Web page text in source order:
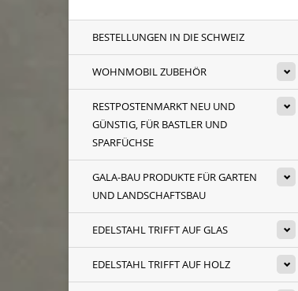
BESTELLUNGEN IN DIE SCHWEIZ
WOHNMOBIL ZUBEHÖR
RESTPOSTENMARKT NEU UND
GÜNSTIG, FÜR BASTLER UND
SPARFÜCHSE
GALA-BAU PRODUKTE FÜR GARTEN
UND LANDSCHAFTSBAU
EDELSTAHL TRIFFT AUF GLAS
EDELSTAHL TRIFFT AUF HOLZ